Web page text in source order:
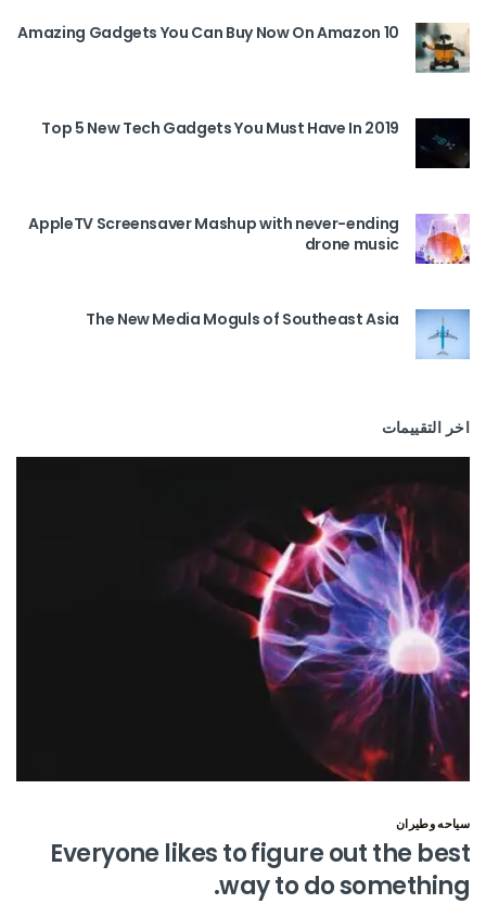
10 Amazing Gadgets You Can Buy Now On Amazon
Top 5 New Tech Gadgets You Must Have In 2019
AppleTV Screensaver Mashup with never-ending
drone music
The New Media Moguls of Southeast Asia
اخر التقييمات
سياحه وطيران
Everyone likes to figure out the best
way to do something.